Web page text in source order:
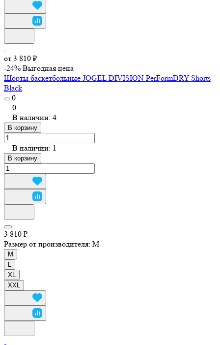
от 3 810 ₽
-24% Выгодная цена
Шорты баскетбольные JOGEL DIVISION PerFormDRY Shorts
Black
0
0
В наличии: 4
В корзину
В наличии: 1
В корзину
3 810 ₽
Размер от производителя: M
M
XL
XXL